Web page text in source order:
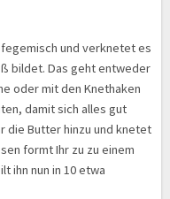
und verknetet es
bildet. Das geht entweder
oder mit den Knethaken
damit sich alles gut
die Butter hinzu und knetet
formt Ihr zu zu einem
ihn nun in 10 etwa